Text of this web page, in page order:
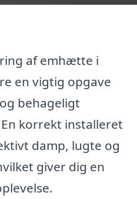
af emhætte i
en vigtig opgave
behageligt
korrekt installeret
damp, lugte og
giver dig en